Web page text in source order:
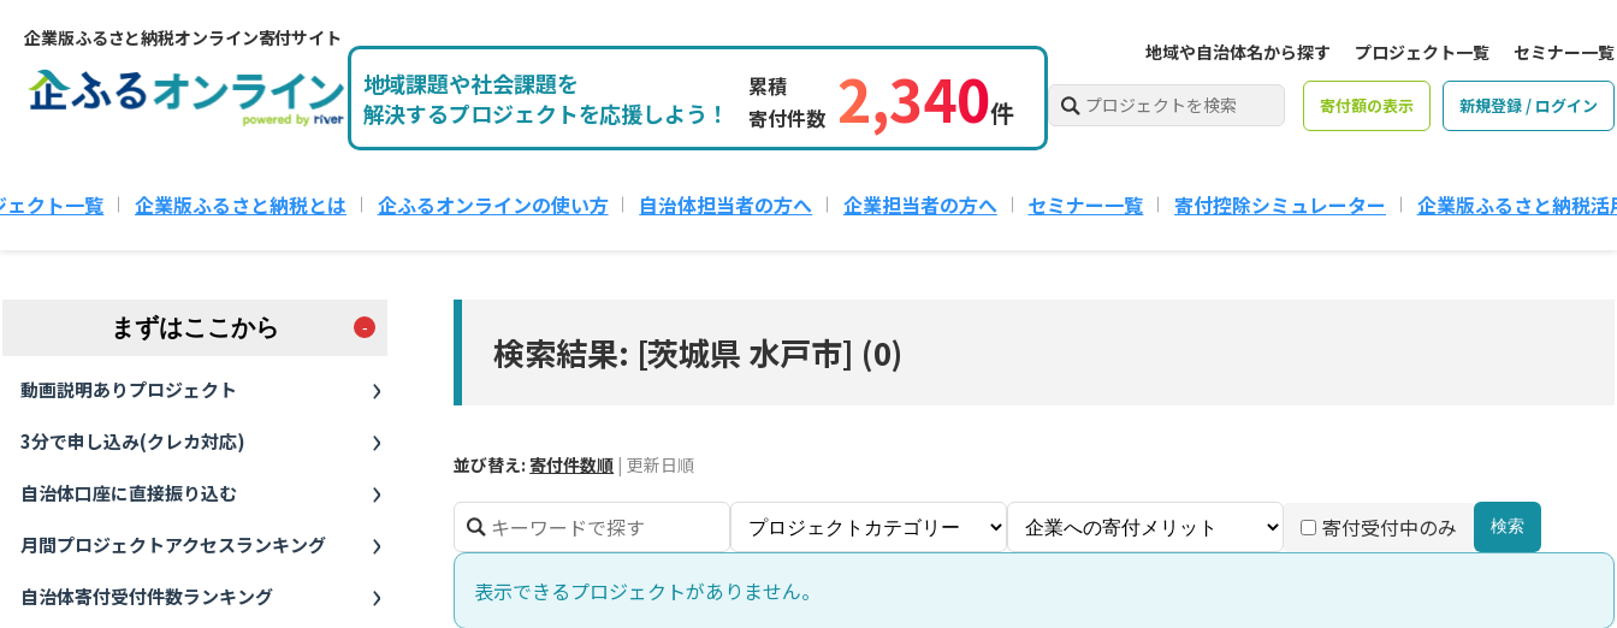
企業版ふるさと納税オンライン寄付サイト
地域課題や社会課題を
解決するプロジェクトを応援しよう！
累積
寄付件数 2,340件
地域や自治体名から探す プロジェクト一覧 セミナー一覧
寄付額の表示 新規登録 / ログイン
ェクト一覧 企業版ふるさと納税とは 企ふるオンラインの使い方 自治体担当者の方へ 企業担当者の方へ セミナー一覧 寄付控除シミュレーター 企業版ふるさと納税活
まずはここから
動画説明ありプロジェクト
3分で申し込み(クレカ対応)
自治体口座に直接振り込む
月間プロジェクトアクセスランキング
自治体寄付受付件数ランキング
検索結果: [茨城県 水戸市] (0)
並び替え: 寄付件数順 | 更新日順
寄付受付中のみ 検索
表示できるプロジェクトがありません。